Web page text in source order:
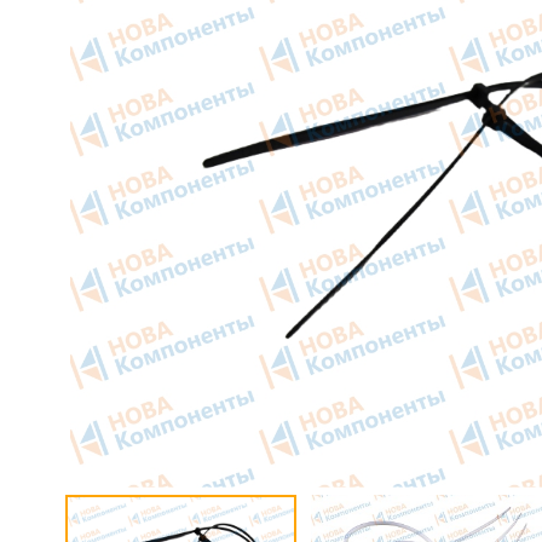
Приборные панели
Распродажа
Видеонаблюдение на транспорте
GPS и ГЛОНАСС трекеры
Датчики уровня топлива
Блоки СКЗИ (НКМ)
GPS/
Датчики
этикеток